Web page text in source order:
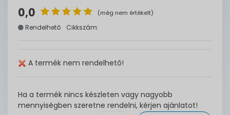
0,0 (még nem értékelt)
Rendelhető Cikkszám:
A termék nem rendelhető!
Ha a termék nincs készleten vagy nagyobb
mennyiségben szeretne rendelni, kérjen ajánlatot!